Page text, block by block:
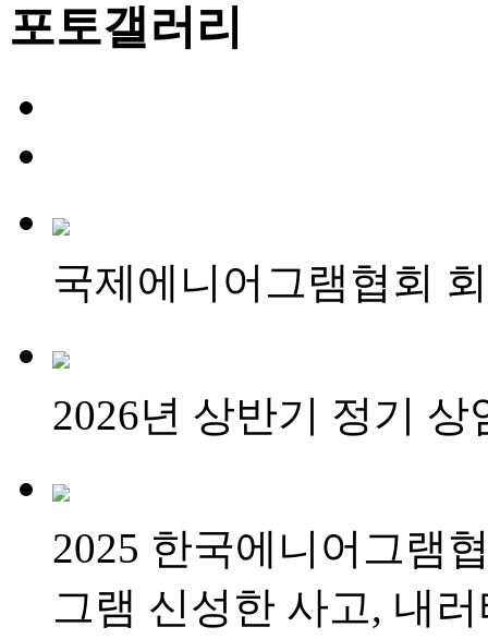
포토갤러리
국제에니어그램협회
2026년 상반기 정기 상
2025 한국에니어그램
그램 신성한 사고, 내